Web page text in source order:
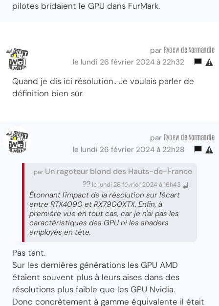
pilotes bridaient le GPU dans FurMark.
par Rybew de Normandie
le lundi 26 février 2024 à 22h32
Quand je dis ici résolution.. Je voulais parler de
définition bien sûr.
par Rybew de Normandie
le lundi 26 février 2024 à 22h28
par Un ragoteur blond des Hauts-de-France
?? le lundi 26 février 2024 à 16h43
Étonnant l'impact de la résolution sur l'écart
entre RTX4090 et RX7900XTX. Enfin, à
première vue en tout cas, car je n'ai pas les
caractéristiques des GPU ni les shaders
employés en tête.
Pas tant.
Sur les dernières générations les GPU AMD
étaient souvent plus à leurs aises dans des
résolutions plus faible que les GPU Nvidia.
Donc concrètement à gamme équivalente il était